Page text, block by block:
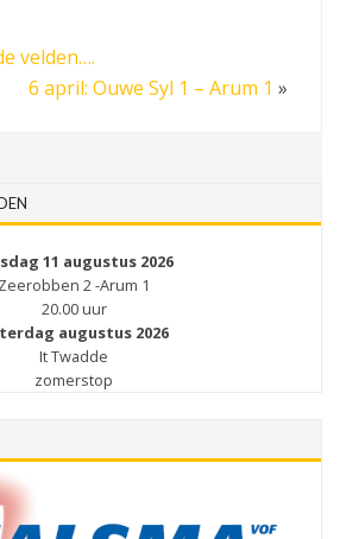
velden….
6 april: Ouwe Syl 1 – Arum 1 »
11 augustus 2026
Zeerobben 2 -Arum 1
20.00 uur
augustus 2026
It Twadde
zomerstop